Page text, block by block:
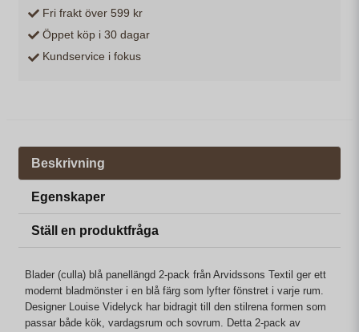
Fri frakt över 599 kr
Öppet köp i 30 dagar
Kundservice i fokus
Beskrivning
Egenskaper
Ställ en produktfråga
Blader (culla) blå panellängd 2-pack från Arvidssons Textil ger ett
modernt bladmönster i en blå färg som lyfter fönstret i varje rum.
Designer Louise Videlyck har bidragit till den stilrena formen som
passar både kök, vardagsrum och sovrum. Detta 2-pack av